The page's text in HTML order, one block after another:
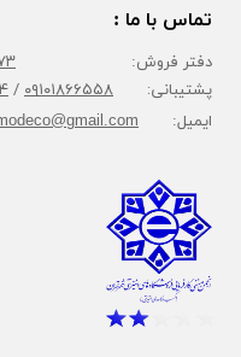
تماس با ما :
دفتر فروش:
پشتیبانی: ۰۹۱۰۱۸۶۶۵۵۸/
ایمیل: